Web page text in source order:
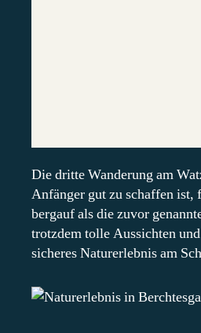
Die dritte Wanderung am
Anfänger gut zu schaffen
bergauf als die zuvor
trotzdem tolle Aussichten
sicheres Naturerlebnis am